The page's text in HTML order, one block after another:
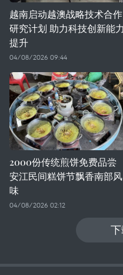
越南启动越澳战略技术合作
研究计划 助力科技创新能力
提升
04/08/2026 09:44
2000份传统煎饼免费品尝
安江民间糕饼节飘香南部风
味
04/08/2026 02:12